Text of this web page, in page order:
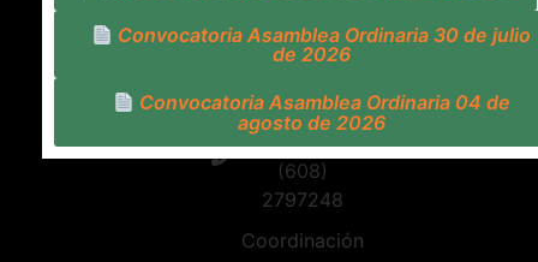
- Ibagué -
Coordinación
primaria:
(608)
2797248
Coordinación
Convocatoria Asamblea Ordinaria 30 de julio
de 2026
Convocatoria Asamblea Ordinaria 04 de
agosto de 2026